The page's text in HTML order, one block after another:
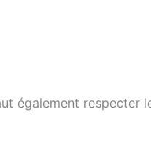
également respecter